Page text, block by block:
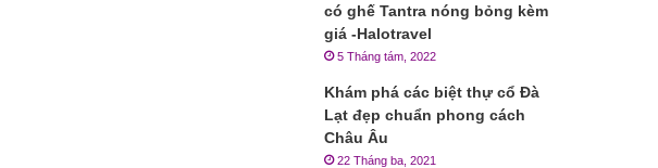
có ghế Tantra nóng bỏng kèm
giá -Halotravel
5 Tháng tám, 2022
Khám phá các biệt thự cổ Đà
Lạt đẹp chuẩn phong cách
Châu Âu
22 Tháng ba, 2021